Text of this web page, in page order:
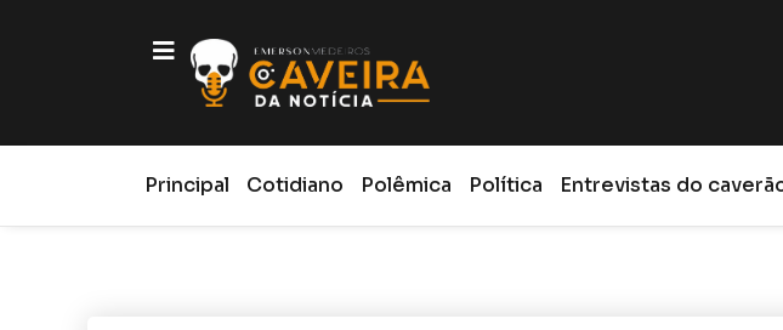
Principal Cotidiano Polêmica Política Entrevistas do